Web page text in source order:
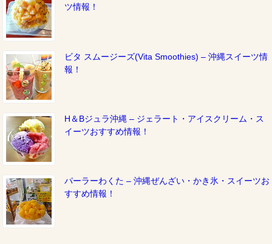
ツ情報！
ビタ スムージーズ(Vita Smoothies) – 沖縄スイーツ情
報！
H＆Bジュラ沖縄 – ジェラート・アイスクリーム・ス
イーツおすすめ情報！
パーラーわくた – 沖縄ぜんざい・かき氷・スイーツお
すすめ情報！